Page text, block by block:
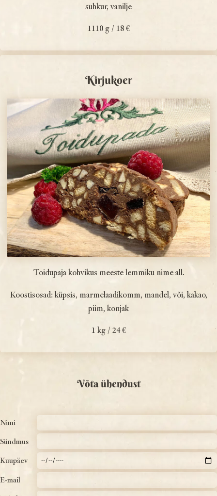
suhkur, vanilje
1110 g / 18 €
Kirjukoer
Toidupaja kohvikus meeste lemmiku nime all.
Koostisosad: küpsis, marmelaadi­komm, mandel, või, kakao,
piim, konjak
1 kg / 24 €
Võta ühendust
Nimi
Sündmus
Kuupäev
E-mail